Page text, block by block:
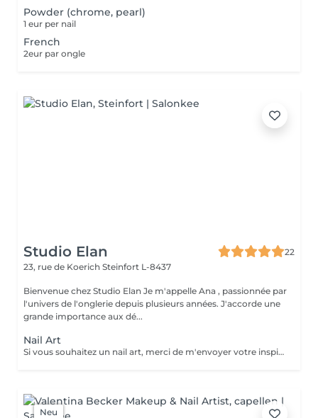
Powder (chrome, pearl)
1 eur per nail
French
2eur par ongle
Studio Elan
22
23, rue de Koerich Steinfort L-8437
Bienvenue chez Studio Elan Je m'appelle Ana , passionnée par
l'univers de l'onglerie depuis plusieurs années. J'accorde une
grande importance aux dé...
Nail Art
Si vous souhaitez un nail art, merci de m'envoyer votre inspiration avant de réserver le rendez-vous. Chaque design demande un temps différent, je dois donc adapter le créneau en conséquence. Sans le temps prévu lors de la réservation, je ne pourrai malheureusement pas réaliser de nail art le jour du rendez-vous. Merci de votre compréhension !
Neu